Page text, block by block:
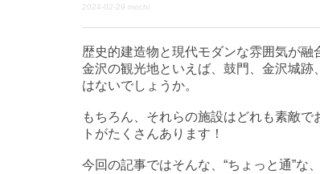
2024-02-29 mochi
歴史的建造物と現代モダンな雰囲気が融
金沢の観光地といえば、鼓門、金沢城
はないでしょうか。
もちろん、それらの施設はどれも素敵
トがたくさんあります！
今回の記事ではそんな、“ちょっと通”な